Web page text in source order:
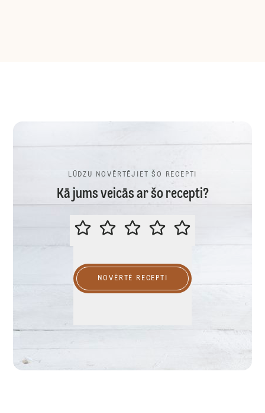
LŪDZU NOVĒRTĒJIET ŠO RECEPTI
Kā jums veicās ar šo recepti?
LŪDZU NOVĒRTĒJIET ŠO RECEPTI
NOVĒRTĒ RECEPTI